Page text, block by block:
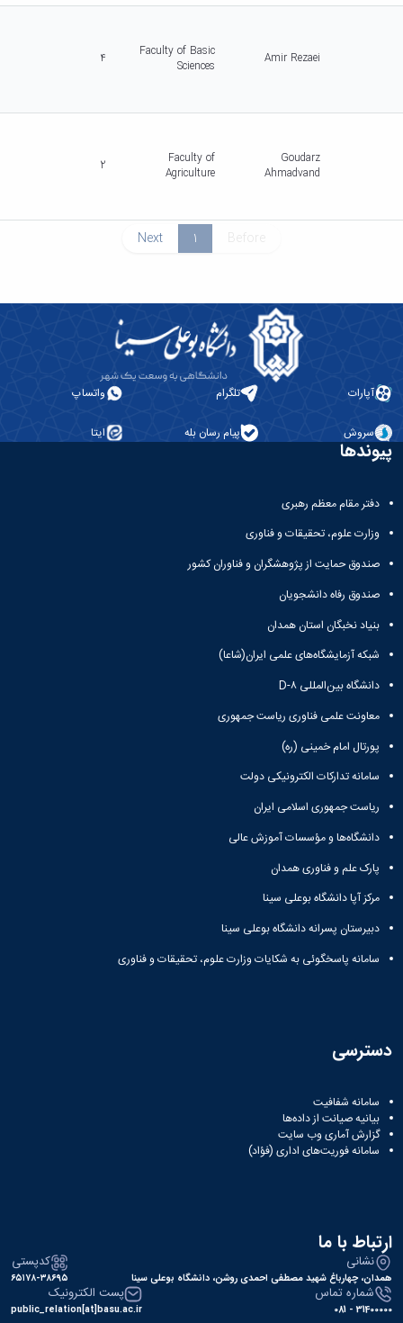
Amir Rezaei
Faculty of Basic
Sciences
4
Goudarz
Ahmadvand
Faculty of
Agriculture
2
Before
1
Next
آپارات تلگرام واتساپ
سروش پیام رسان بله ایتا
پیوندها
دفتر مقام معظم رهبری
وزارت علوم، تحقیقات و فناوری
صندوق حمایت از پژوهشگران و فناوران کشور
صندوق رفاه دانشجویان
بنیاد نخبگان استان همدان
شبکه آزمایشگاه‌های علمی ایران(شاعا)
دانشگاه بین‌المللی D-۸
معاونت علمی فناوری ریاست جمهوری
پورتال امام خمینی (ره)
سامانه تدارکات الکترونیکی دولت
ریاست جمهوری اسلامی ایران
دانشگاه‌ها و مؤسسات آموزش عالی
پارک علم و فناوری همدان
مرکز آپا دانشگاه بوعلی سینا
دبیرستان پسرانه دانشگاه بوعلی سینا
سامانه پاسخگوئی به شکایات وزارت علوم، تحقیقات و فناوری
دسترسی
سامانه شفافیت
بیانیه صیانت از داده‌ها
گزارش آماری وب‌ سایت
سامانه فوریت‌های اداری (فؤاد)
ارتباط با ما
نشانی
همدان، چهارباغ شهید مصطفی احمدی روشن، دانشگاه بوعلی سینا
کدپستی
۶۵۱۷۸-۳۸۶۹۵
شماره تماس
31400000 - 081
پست الکترونیک
public_relation[at]basu.ac.ir